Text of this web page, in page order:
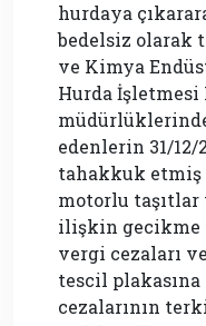
hurdaya
bedelsiz olarak
ve Kimya
Hurda
edenlerin 31/
tahakkuk etmiş
motorlu
ilişkin gecikme
vergi cezaları
tescil
cezalarının